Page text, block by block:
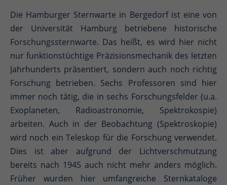
Die Hamburger Sternwarte in Bergedorf ist eine von
der Universität Hamburg betriebene historische
Forschungssternwarte. Das heißt, es wird hier nicht
nur funktionstüchtige Präzisionsmechanik des letzten
Jahrhunderts präsentiert, sondern auch noch richtig
Forschung betrieben. Sechs Professoren sind hier
immer noch tätig, die in sechs Forschungsfelder (u.a.
Exoplaneten, Radioastronomie, Spektrokospie)
arbeiten. Auch in der Beobachtung (Spektroskopie)
wird noch ein Teleskop für die Forschung verwendet.
Dies ist aber aufgrund der Lichtverschmutzung
bereits nach 1945 auch nicht mehr anders möglich.
Früher wurden hier umfangreiche Sternkataloge